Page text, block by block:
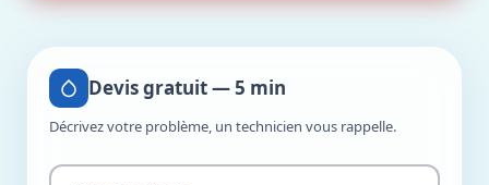
Devis gratuit — 5 min
Décrivez votre problème, un technicien vous rappelle.